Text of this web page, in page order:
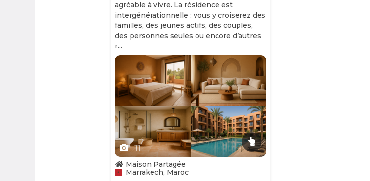
agréable à vivre. La résidence est
intergénérationnelle : vous y croiserez des
familles, des jeunes actifs, des couples,
des personnes seules ou encore d’autres
r...
Slide 1 of 11
11
Maison Partagée
Marrakech, Maroc